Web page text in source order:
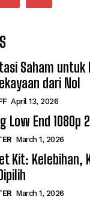
Saham untuk
dari Nol
April 13, 2026
Low End 1080p
March 1, 2026
Kit: Kelebihan,
March 1, 2026